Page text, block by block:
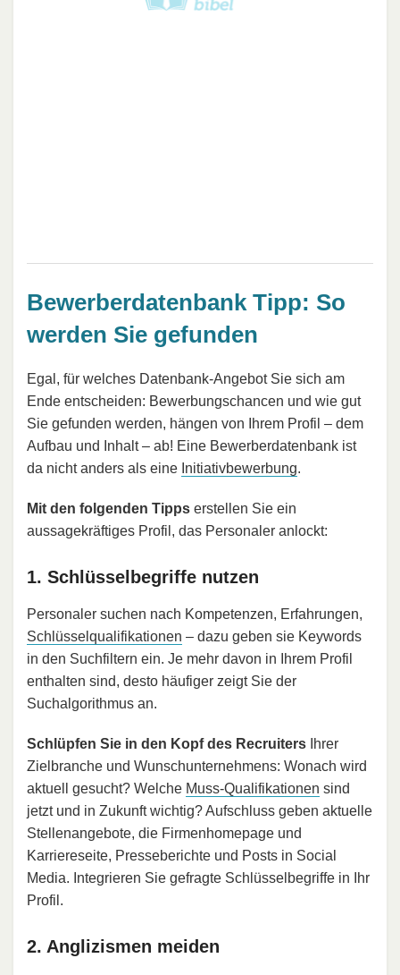
Bewerberdatenbank Tipp: So
werden Sie gefunden
Egal, für welches Datenbank-Angebot Sie sich am
Ende entscheiden: Bewerbungschancen und wie gut
Sie gefunden werden, hängen von Ihrem Profil – dem
Aufbau und Inhalt – ab! Eine Bewerberdatenbank ist
da nicht anders als eine Initiativbewerbung.
Mit den folgenden Tipps erstellen Sie ein
aussagekräftiges Profil, das Personaler anlockt:
1. Schlüsselbegriffe nutzen
Personaler suchen nach Kompetenzen, Erfahrungen,
Schlüsselqualifikationen – dazu geben sie Keywords
in den Suchfiltern ein. Je mehr davon in Ihrem Profil
enthalten sind, desto häufiger zeigt Sie der
Suchalgorithmus an.
Schlüpfen Sie in den Kopf des Recruiters Ihrer
Zielbranche und Wunschunternehmens: Wonach wird
aktuell gesucht? Welche Muss-Qualifikationen sind
jetzt und in Zukunft wichtig? Aufschluss geben aktuelle
Stellenangebote, die Firmenhomepage und
Karriereseite, Presseberichte und Posts in Social
Media. Integrieren Sie gefragte Schlüsselbegriffe in Ihr
Profil.
2. Anglizismen meiden